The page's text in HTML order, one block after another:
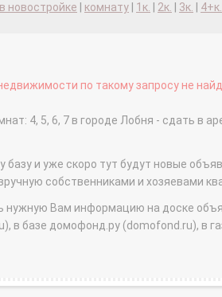
в новостройке комнату 1к. 2к. 3к. 4+к.
по такому запросу не
4, 5, 6, 7 в городе Лобня - сдать в
и уже скоро тут будут новые
собственниками и хозяевами
нужную Вам информацию на доске
в базе домофонд.ру (domofond.ru), в